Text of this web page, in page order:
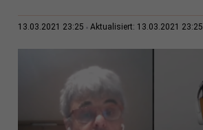
13.03.2021 23:25 Aktualisiert: 13.03.2021 23:25